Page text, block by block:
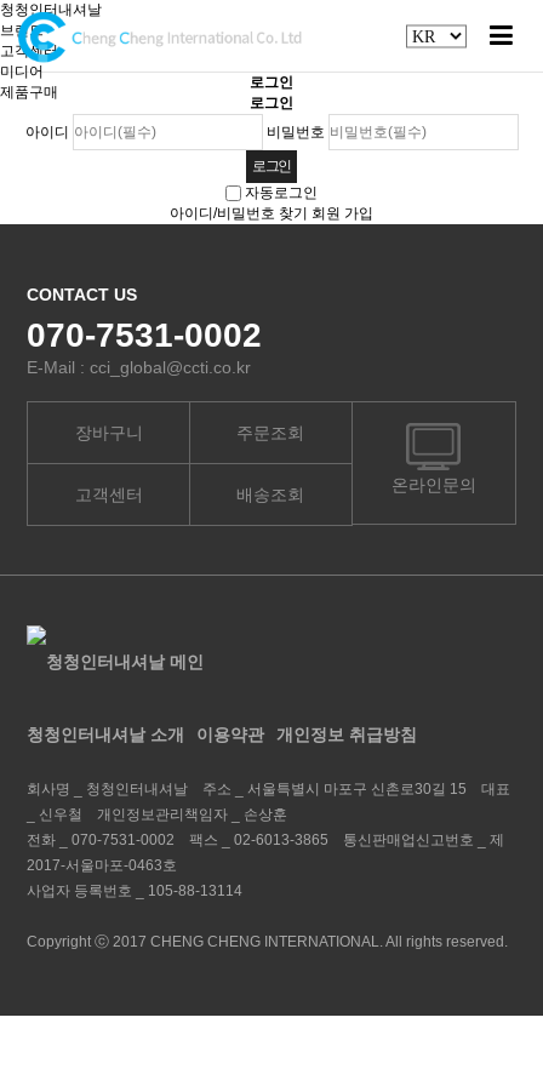
청청인터내셔날
브랜드
고객센터
미디어
제품구매
로그인
로그인
아이디
비밀번호
자동로그인
아이디/비밀번호 찾기
회원 가입
CONTACT US
070-7531-0002
E-Mail : cci_global@ccti.co.kr
장바구니
고객센터
주문조회
배송조회 온라인문의
청청인터내셔날 소개 이용약관 개인정보 취급방침
회사명 _ 청청인터내셔날 주소 _ 서울특별시 마포구 신촌로30길 15
대표
신우철 개인정보관리책임자 _
손상훈
전화 _
070-7531-0002 팩스 _ 02-6013-3865 통신판매업신고번호 _
제
2017-서울마포-0463호
사업자 등록번호 _
105-88-13114
Copyright ⓒ 2017 CHENG CHENG INTERNATIONAL. All rights reserved.